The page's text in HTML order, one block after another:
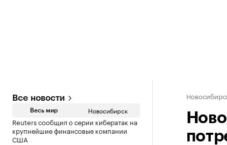
Все новости
Весь мир Новосибирск
Reuters сообщил о серии кибератак на
крупнейшие финансовые компании
США